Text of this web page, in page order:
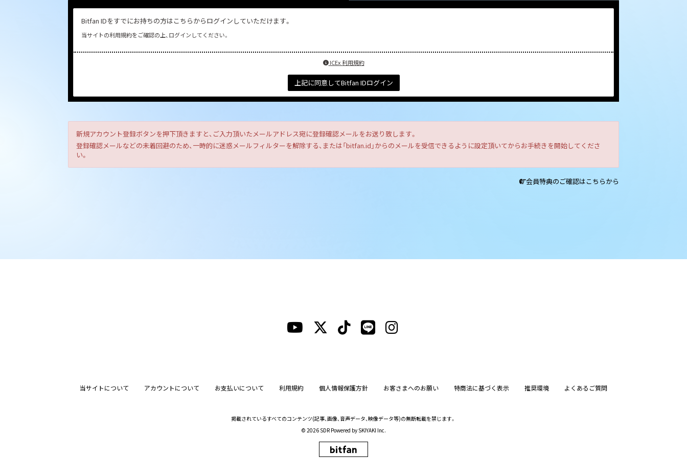
Bitfan IDをすでにお持ちの方はこちらからログインしていただけます。
当サイトの利用規約をご確認の上、ログインしてください。
ICEx 利用規約
上記に同意してBitfan IDログイン
新規アカウント登録ボタンを押下頂きますと、ご入力頂いたメールアドレス宛に登録確認メールをお送り致します。
登録確認メールなどの未着回避のため、一時的に迷惑メールフィルターを解除する、または「bitfan.id」からのメールを受信できるように設定頂いてからお手続きを開始してくださ
い。
会員特典のご確認はこちらから
当サイトについて アカウントについて お支払いについて 利用規約 個人情報保護方針 お客さまへのお願い 特商法に基づく表示 推奨環境 よくあるご質問
掲載されているすべてのコンテンツ(記事、画像、音声データ、映像データ等)の無断転載を禁じます。
© 2026 SDR Powered by SKIYAKI Inc.